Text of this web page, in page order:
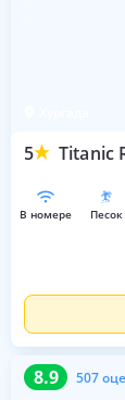
5 Titanic
в номере песок
8.9 507
8.9 507 оценок